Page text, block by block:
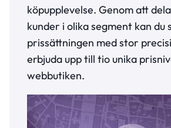
köpupplevelse. Genom att
kunder i olika segment kan du
prissättningen med stor
erbjuda upp till tio unika
webbutiken.